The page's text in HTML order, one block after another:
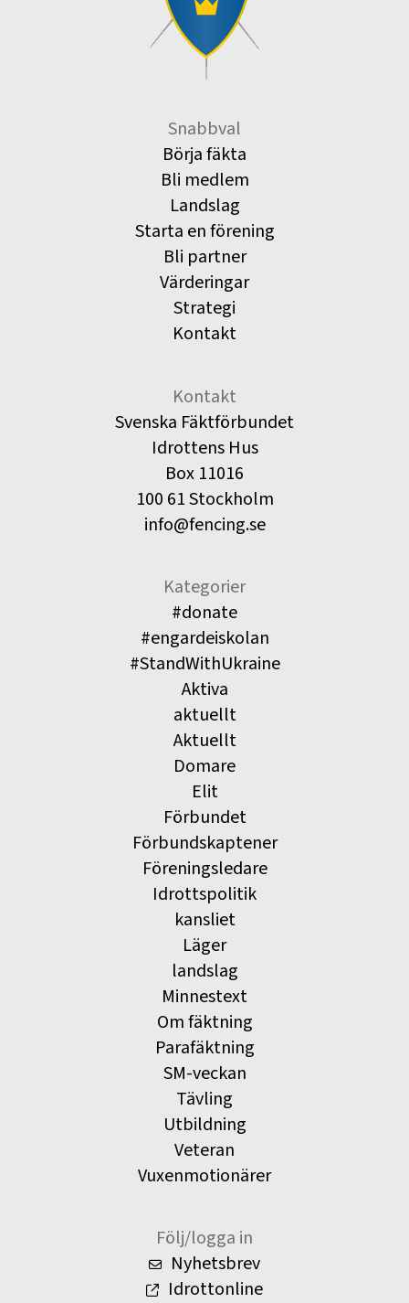
Snabbval
Börja fäkta
Bli medlem
Landslag
Starta en förening
Bli partner
Värderingar
Strategi
Kontakt
Kontakt
Svenska Fäktförbundet
Idrottens Hus
Box 11016
100 61 Stockholm
info@fencing.se
Kategorier
#donate
#engardeiskolan
#StandWithUkraine
Aktiva
aktuellt
Aktuellt
Domare
Elit
Förbundet
Förbundskaptener
Föreningsledare
Idrottspolitik
kansliet
Läger
landslag
Minnestext
Om fäktning
Parafäktning
SM-veckan
Tävling
Utbildning
Veteran
Vuxenmotionärer
Följ/logga in
Nyhetsbrev
Idrottonline